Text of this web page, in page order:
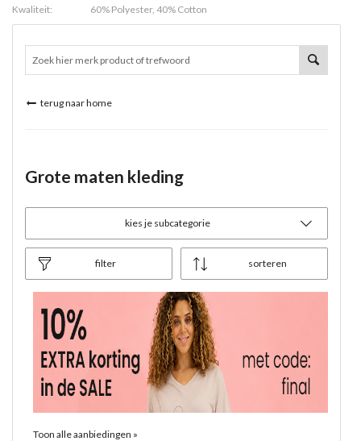
Kwaliteit:
60% Polyester, 40% Cotton
terug naar home
Grote maten kleding
kies je subcategorie
sorteren
filter
Toon alle aanbiedingen »